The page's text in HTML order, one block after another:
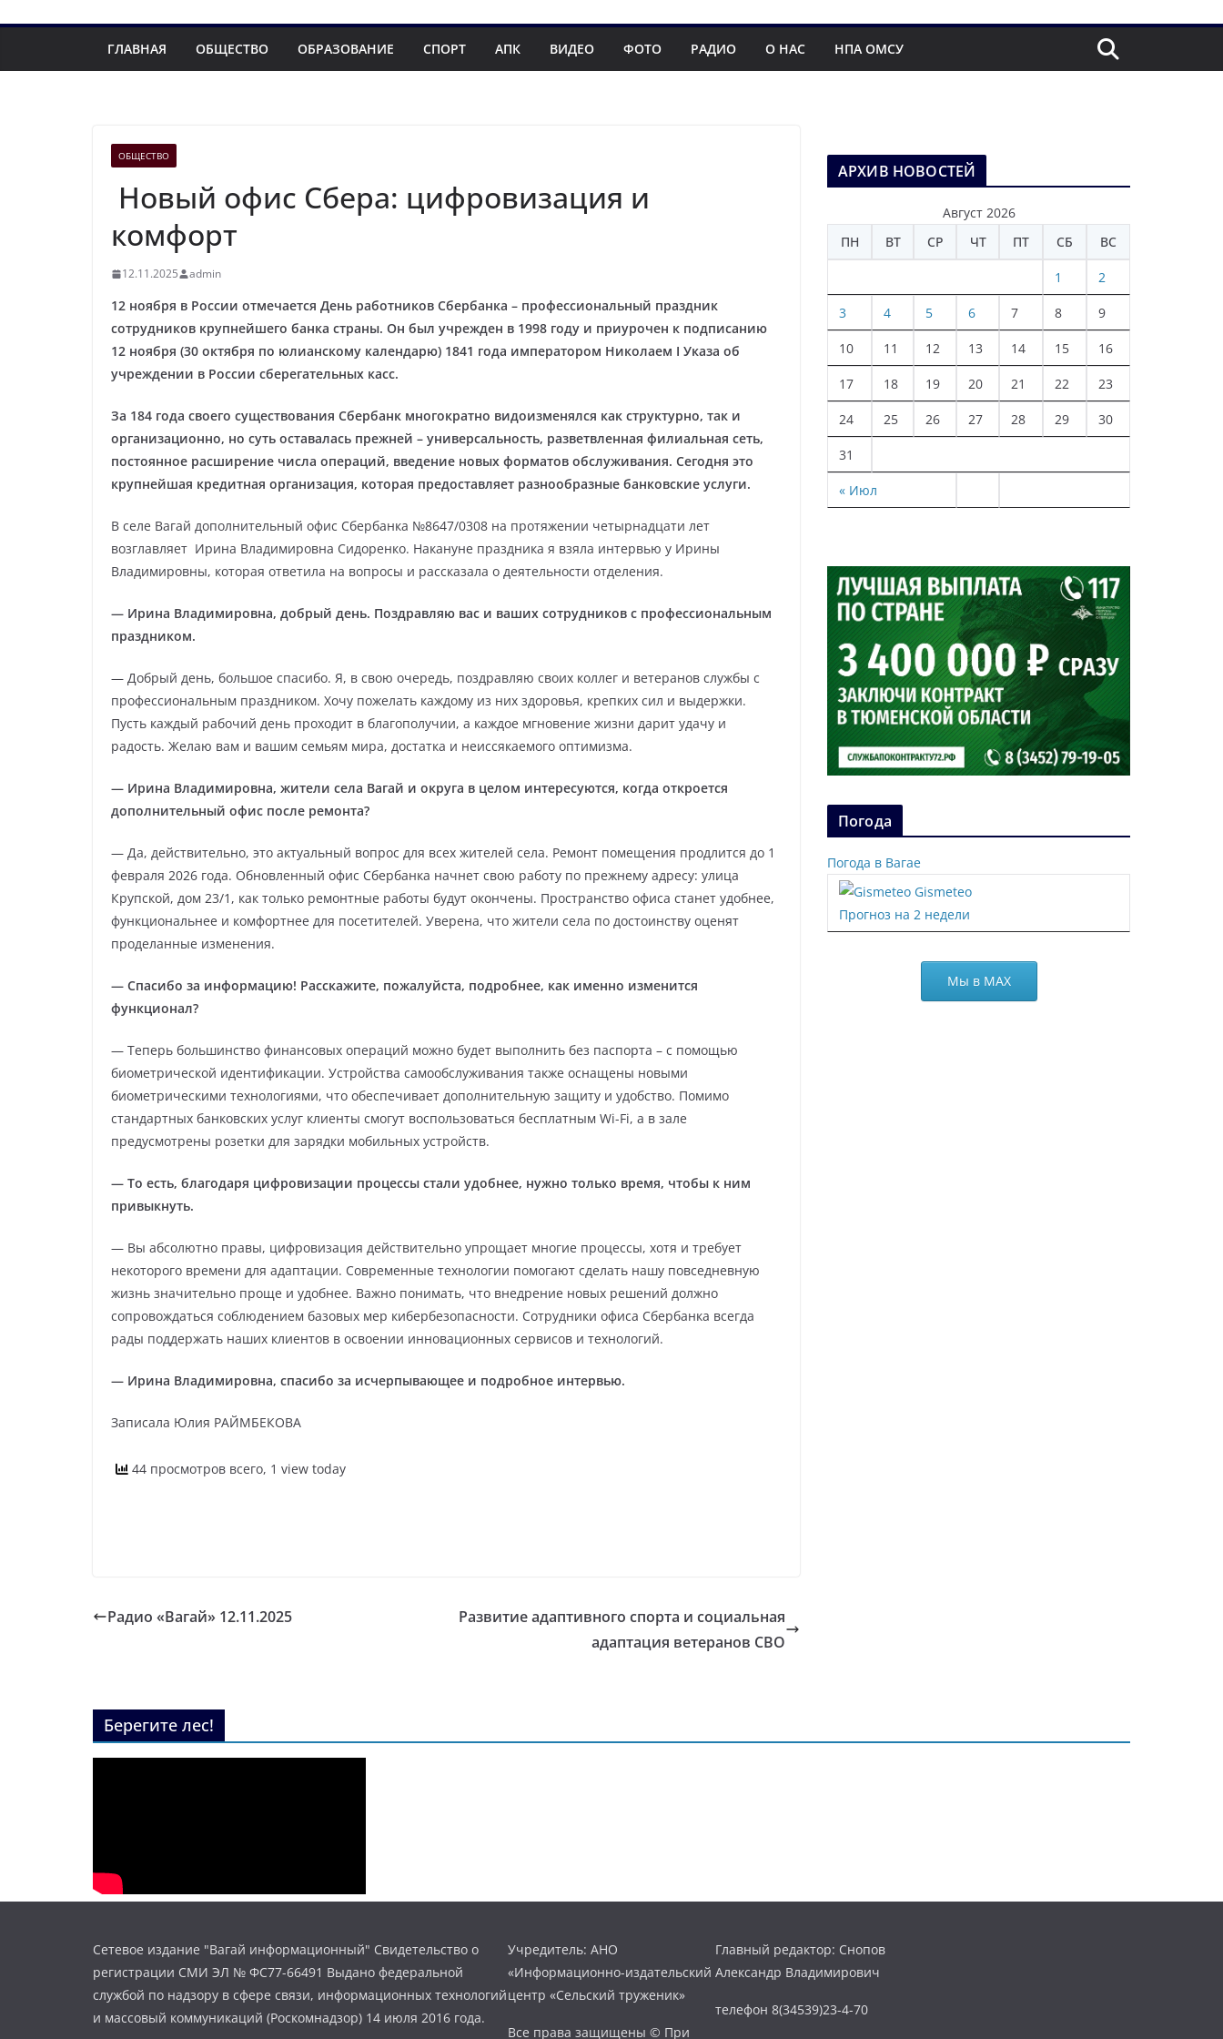
ГЛАВНАЯ ОБЩЕСТВО ОБРАЗОВАНИЕ СПОРТ АПК ВИДЕО ФОТО РАДИО О НАС НПА ОМСУ
ОБЩЕСТВО
Новый офис Сбера: цифровизация и
комфорт
12.11.2025 admin
12 ноября в России отмечается День работников Сбербанка – профессиональный праздник
сотрудников крупнейшего банка страны. Он был учрежден в 1998 году и приурочен к подписанию
12 ноября (30 октября по юлианскому календарю) 1841 года императором Николаем I Указа об
учреждении в России сберегательных касс.
За 184 года своего существования Сбербанк многократно видоизменялся как структурно, так и
организационно, но суть оставалась прежней – универсальность, разветвленная филиальная сеть,
постоянное расширение числа операций, введение новых форматов обслуживания. Сегодня это
крупнейшая кредитная организация, которая предоставляет разнообразные банковские услуги.
В селе Вагай дополнительный офис Сбербанка №8647/0308 на протяжении четырнадцати лет
возглавляет Ирина Владимировна Сидоренко. Накануне праздника я взяла интервью у Ирины
Владимировны, которая ответила на вопросы и рассказала о деятельности отделения.
— Ирина Владимировна, добрый день. Поздравляю вас и ваших сотрудников с профессиональным
праздником.
— Добрый день, большое спасибо. Я, в свою очередь, поздравляю своих коллег и ветеранов службы с
профессиональным праздником. Хочу пожелать каждому из них здоровья, крепких сил и выдержки.
Пусть каждый рабочий день проходит в благополучии, а каждое мгновение жизни дарит удачу и
радость. Желаю вам и вашим семьям мира, достатка и неиссякаемого оптимизма.
— Ирина Владимировна, жители села Вагай и округа в целом интересуются, когда откроется
дополнительный офис после ремонта?
— Да, действительно, это актуальный вопрос для всех жителей села. Ремонт помещения продлится до 1
февраля 2026 года. Обновленный офис Сбербанка начнет свою работу по прежнему адресу: улица
Крупской, дом 23/1, как только ремонтные работы будут окончены. Пространство офиса станет удобнее,
функциональнее и комфортнее для посетителей. Уверена, что жители села по достоинству оценят
проделанные изменения.
— Спасибо за информацию! Расскажите, пожалуйста, подробнее, как именно изменится
функционал?
— Теперь большинство финансовых операций можно будет выполнить без паспорта – с помощью
биометрической идентификации. Устройства самообслуживания также оснащены новыми
биометрическими технологиями, что обеспечивает дополнительную защиту и удобство. Помимо
стандартных банковских услуг клиенты смогут воспользоваться бесплатным Wi-Fi, а в зале
предусмотрены розетки для зарядки мобильных устройств.
— То есть, благодаря цифровизации процессы стали удобнее, нужно только время, чтобы к ним
привыкнуть.
— Вы абсолютно правы, цифровизация действительно упрощает многие процессы, хотя и требует
некоторого времени для адаптации. Современные технологии помогают сделать нашу повседневную
жизнь значительно проще и удобнее. Важно понимать, что внедрение новых решений должно
сопровождаться соблюдением базовых мер кибербезопасности. Сотрудники офиса Сбербанка всегда
рады поддержать наших клиентов в освоении инновационных сервисов и технологий.
— Ирина Владимировна, спасибо за исчерпывающее и подробное интервью.
Записала Юлия РАЙМБЕКОВА
44 просмотров всего, 1 view today
Радио «Вагай» 12.11.2025
Развитие адаптивного спорта и социальная
адаптация ветеранов СВО
АРХИВ НОВОСТЕЙ
Август 2026
ПН
ВТ СР ЧТ ПТ СБ ВС
« Июл
1 2
3 4 5 6 7 8 9
10 11 12 13 14 15 16
17 18 19 20 21 22 23
24 25 26 27 28 29 30
31
Погода
Погода в Вагае
Gismeteo
Прогноз на 2 недели
Мы в МАХ
Берегите лес!
Сетевое издание "Вагай информационный" Свидетельство о
регистрации СМИ ЭЛ № ФС77-66491 Выдано федеральной
службой по надзору в сфере связи, информационных технологий
и массовый коммуникаций (Роскомнадзор) 14 июля 2016 года.
Учредитель: АНО
«Информационно-издательский
центр «Сельский труженик»
Все права защищены © При
Главный редактор: Снопов
Александр Владимирович
телефон 8(34539)23-4-70